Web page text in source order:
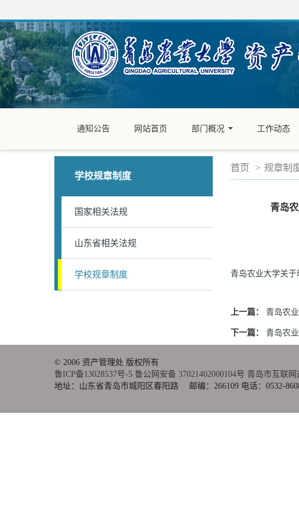
通知公告 网站首页
部门概况
工作动态
学校规章制度
国家相关法规
山东省相关法规
学校规章制度
首页 > 规章制
青岛
青岛农业大学关
上一篇： 青岛农
下一篇： 青岛农
© 2006 资产管理处 版权所有
鲁ICP备13028537号-5 鲁公网安备 37021402000104号 青岛市互联
地址：山东省青岛市城阳区春阳路 邮编：266109 电话：0532-